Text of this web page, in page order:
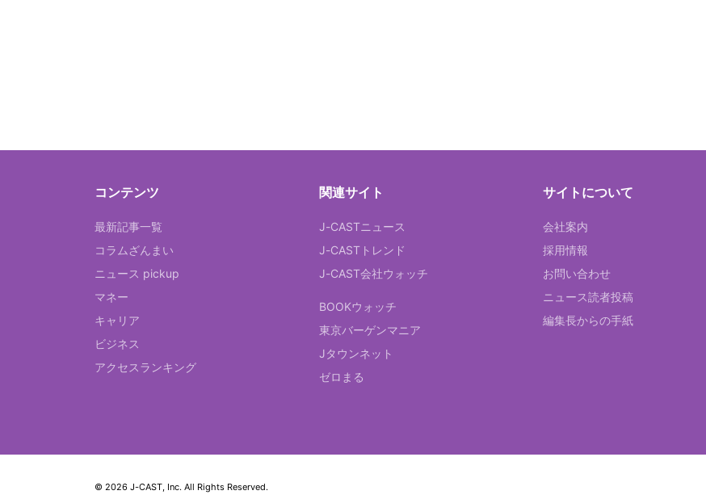
コンテンツ
最新記事一覧
コラムざんまい
ニュース pickup
マネー
キャリア
ビジネス
アクセスランキング
関連サイト
J-CASTニュース
J-CASTトレンド
J-CAST会社ウォッチ
BOOKウォッチ
東京バーゲンマニア
Jタウンネット
ゼロまる
サイトについて
会社案内
採用情報
お問い合わせ
ニュース読者投稿
編集長からの手紙
© 2026 J-CAST, Inc. All Rights Reserved.